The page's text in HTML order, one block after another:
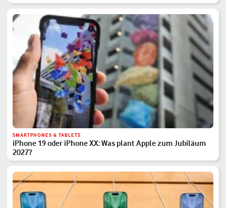
SMARTPHONES & TABLETS
iPhone 19 oder iPhone XX: Was plant Apple zum Jubiläum
2027?